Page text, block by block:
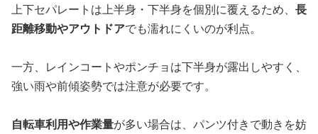
上下セパレートは上半身・下半身を個別に覆えるため、 長
距離移動やアウトドアでも濡れにくいのが利点。
一方、レインコートやポンチョは下半身が露出しやすく、
強い雨や前傾姿勢では注意が必要です。
自転車利用や作業量が多い場合は、パンツ付きで動きを妨